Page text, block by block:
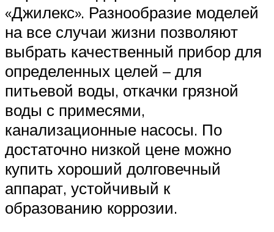
«Джилекс». Разнообразие моделей
на все случаи жизни позволяют
выбрать качественный прибор для
определенных целей – для
питьевой воды, откачки грязной
воды с примесями,
канализационные насосы. По
достаточно низкой цене можно
купить хороший долговечный
аппарат, устойчивый к
образованию коррозии.